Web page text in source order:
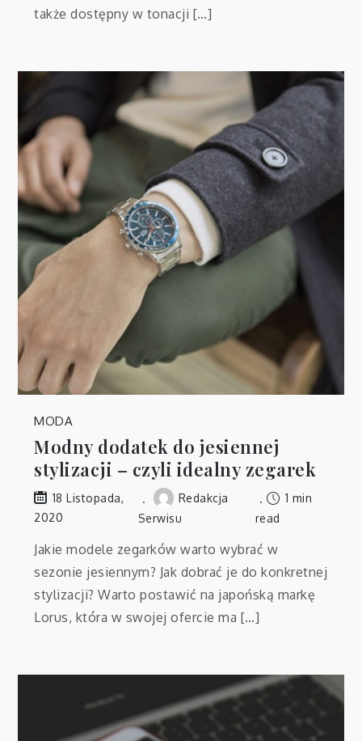
także dostępny w tonacji […]
MODA
Modny dodatek do jesiennej
stylizacji – czyli idealny zegarek
18 Listopada,
2020
Redakcja
Serwisu
1 min
read
Jakie modele zegarków warto wybrać w
sezonie jesiennym? Jak dobrać je do konkretnej
stylizacji? Warto postawić na japońską markę
Lorus, która w swojej ofercie ma […]